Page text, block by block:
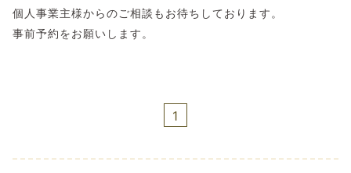
個人事業主様からのご相談もお待ちしております。
事前予約をお願いします。
1